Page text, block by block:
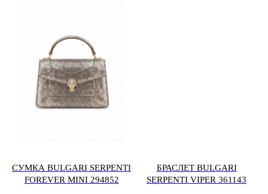
СУМКА BULGARI SERPENTI
FOREVER MINI 294852
БРАСЛЕТ BULGARI
SERPENTI VIPER 361143